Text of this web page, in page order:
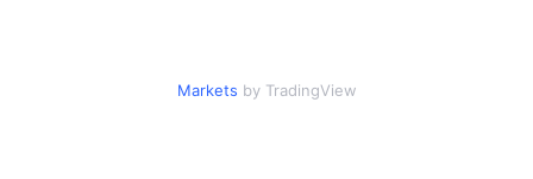
Markets by TradingView